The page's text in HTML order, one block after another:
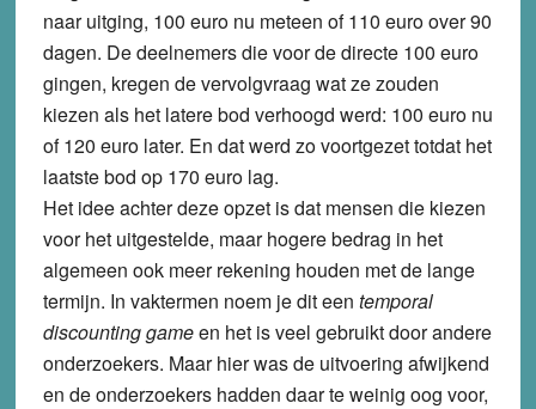
naar uitging, 100 euro nu meteen of 110 euro over 90
dagen. De deelnemers die voor de directe 100 euro
gingen, kregen de vervolgvraag wat ze zouden
kiezen als het latere bod verhoogd werd: 100 euro nu
of 120 euro later. En dat werd zo voortgezet totdat het
laatste bod op 170 euro lag.
Het idee achter deze opzet is dat mensen die kiezen
voor het uitgestelde, maar hogere bedrag in het
algemeen ook meer rekening houden met de lange
termijn. In vaktermen noem je dit een temporal
discounting gameen het is veel gebruikt door andere
onderzoekers. Maar hier was de uitvoering afwijkend
en de onderzoekers hadden daar te weinig oog voor,